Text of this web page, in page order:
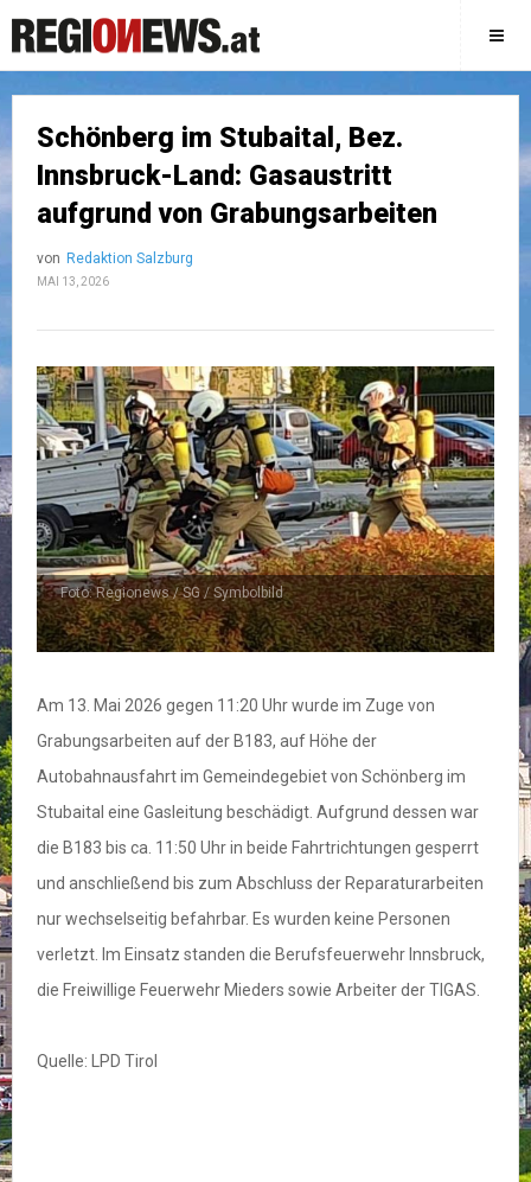
Schönberg im Stubaital, Bez.
Innsbruck-Land: Gasaustritt
aufgrund von Grabungsarbeiten
von Redaktion Salzburg
MAI 13, 2026
Foto: Regionews / SG / Symbolbild
Am 13. Mai 2026 gegen 11:20 Uhr wurde im Zuge von
Grabungsarbeiten auf der B183, auf Höhe der
Autobahnausfahrt im Gemeindegebiet von Schönberg im
Stubaital eine Gasleitung beschädigt. Aufgrund dessen war
die B183 bis ca. 11:50 Uhr in beide Fahrtrichtungen gesperrt
und anschließend bis zum Abschluss der Reparaturarbeiten
nur wechselseitig befahrbar. Es wurden keine Personen
verletzt. Im Einsatz standen die Berufsfeuerwehr Innsbruck,
die Freiwillige Feuerwehr Mieders sowie Arbeiter der TIGAS.
Quelle: LPD Tirol